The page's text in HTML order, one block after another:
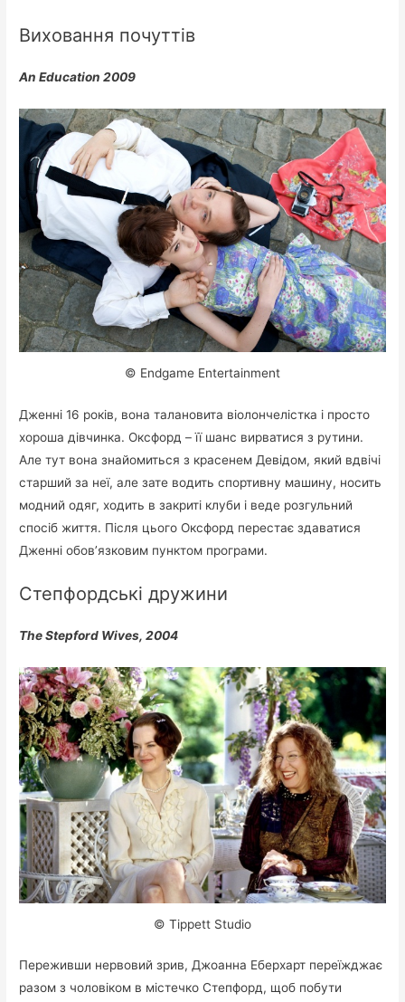
Виховання почуттів
An Education 2009
© Endgame Entertainment
Дженні 16 років, вона талановита віолончелістка і просто
хороша дівчинка. Оксфорд – її шанс вирватися з рутини.
Але тут вона знайомиться з красенем Девідом, який вдвічі
старший за неї, але зате водить спортивну машину, носить
модний одяг, ходить в закриті клуби і веде розгульний
спосіб життя. Після цього Оксфорд перестає здаватися
Дженні обов’язковим пунктом програми.
Степфордські дружини
The Stepford Wives, 2004
© Tippett Studio
Переживши нервовий зрив, Джоанна Еберхарт переїжджає
разом з чоловіком в містечко Степфорд, щоб побути